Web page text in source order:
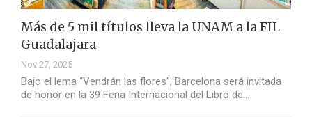
Más de 5 mil títulos lleva la UNAM a la FIL
Guadalajara
Nov 27, 2025
Bajo el lema “Vendrán las flores”, Barcelona será invitada
de honor en la 39 Feria Internacional del Libro de…